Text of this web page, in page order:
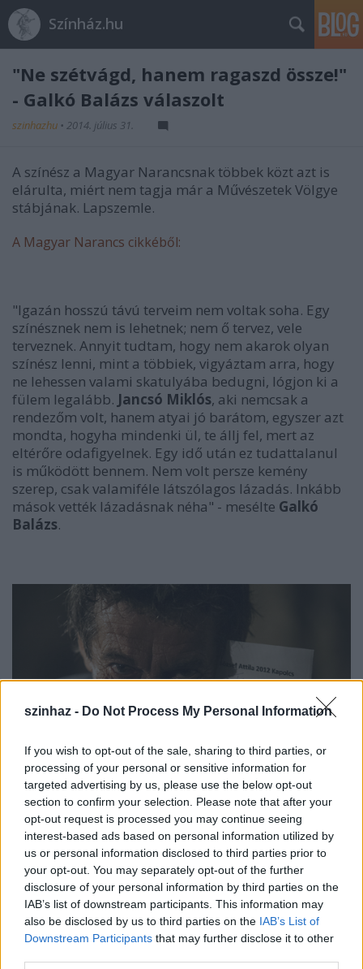
szinhaz - Do Not Process My Personal Information
If you wish to opt-out of the sale, sharing to third parties, or
processing of your personal or sensitive information for
targeted advertising by us, please use the below opt-out
section to confirm your selection. Please note that after your
opt-out request is processed you may continue seeing
interest-based ads based on personal information utilized by
us or personal information disclosed to third parties prior to
your opt-out. You may separately opt-out of the further
disclosure of your personal information by third parties on the
IAB’s list of downstream participants. This information may
also be disclosed by us to third parties on the IAB’s List of
Downstream Participants that may further disclose it to other
Színház.hu
"Ne szétvágd, hanem ragaszd össze!"
- Galkó Balázs válaszolt
szinhazhu • 2014. július 31.
A színész a Magyar Narancsnak többek közt azt is
elárulta, miért nem tagja már a Művészetek Völgye
stábjának. Lapszemle.
A Magyar Narancs cikkéből:
"Igazán hosszú távú terveim nem voltak soha. Egy
színésznek nem is lehetnek; nem ő tervez, vele
terveznek. Annyit tudtam, hogy nem akarok olyan
színész lenni, mint a többiek, vigyáztam arra, hogy
ne lehessen valami skatulyába bedugni, lógjon ki a
fülem legalább. Jancsó Miklós, aki nemcsak a
rendezőm volt, hanem atyai jó barátom, egyszer azt
mondta, hogyha mindenki ül, te állj fel, mert az
eltérőre odafigyelnek. Egy idő után ez tudattalanul
is működött bennem. Nem volt persze kemény
szerep, csak valamiféle látszólagos lázadás. Inkább
mások vették lázadásnak néha" - mesélte Galkó
Balázs.
Fotó: Szigetváry Zsolt, MTI
A színész megfogalmazása szerintahogy politikailag sikerült
szétzilálni az országot, úgy sikerült a politikának
szétzilálnia a Művészetek Völgyét. "Az igazi oka
persze én vagyok. Én akartam állandóan nagyokat